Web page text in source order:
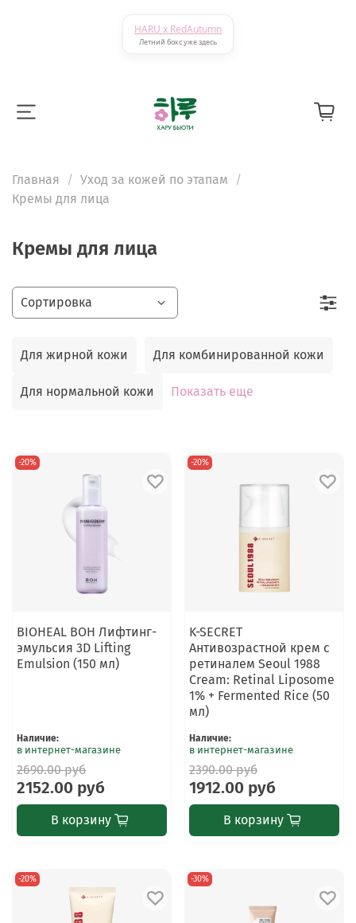
HARU x RedAutumn
Летний бокс уже здесь
Главная
Уход за кожей по этапам
Кремы для лица
Кремы для лица
Для жирной кожи Для комбинированной кожи
Для нормальной кожи Показать еще
-20%
BIOHEAL BOH Лифтинг-
эмульсия 3D Lifting
Emulsion (150 мл)
Наличие:
в интернет-магазине
2690.00 руб
2152.00 руб
В корзину
-20%
K-SECRET
Антивозрастной крем с
ретиналем Seoul 1988
Cream: Retinal Liposome
1% + Fermented Rice (50
мл)
Наличие:
в интернет-магазине
2390.00 руб
1912.00 руб
В корзину
-20% -30%